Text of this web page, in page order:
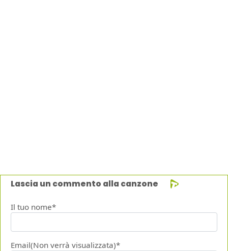
Lascia un commento alla canzone
Il tuo nome*
Email(Non verrà visualizzata)*